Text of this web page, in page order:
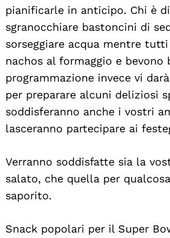
pianificarle in anticipo. Chi è
sgranocchiare bastoncini di
sorseggiare acqua mentre
nachos al formaggio e bevono
programmazione invece vi
per preparare alcuni deliziosi
soddisferanno anche i vostri
lasceranno partecipare ai
Verranno soddisfatte sia la
salato, che quella per
saporito.
Snack popolari per il Super